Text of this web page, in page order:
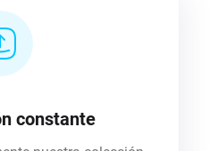
constante